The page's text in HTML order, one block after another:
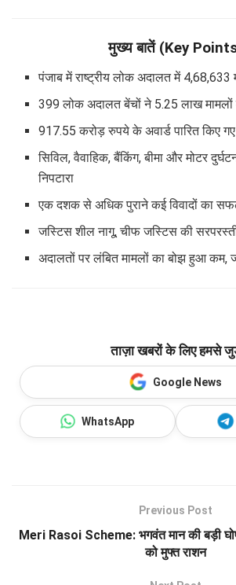
मुख्य बातें (Key
पंजाब में राष्ट्रीय लोक अदालत में 4,68,633
399 लोक अदालत बेंचों ने 5.25 लाख मामलों
917.55 करोड़ रुपये के अवार्ड पारित किए गए
सिविल, वैवाहिक, बैंकिंग, बीमा और मोटर
निपटारा
एक दशक से अधिक पुराने कई विवादों का
जस्टिस शील नागू, चीफ जस्टिस की
अदालतों पर लंबित मामलों का बोझ हुआ कम,
ताज़ा खबरों के लिए हमसे
Google News
WhatsApp
Previous Post
Meri Rasoi Scheme: भगवंत मान की बड़ी
को मुफ्त राशन